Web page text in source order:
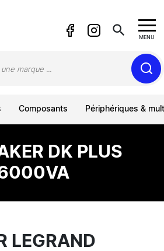
search MENU
Composants Périphériques &
DK PLUS
LEGRAND